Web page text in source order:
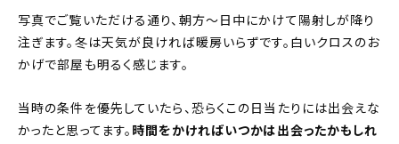
写真でご覧いただける通り、朝方〜日中にかけて陽射しが降り
注ぎます。冬は天気が良ければ暖房いらずです。白いクロスのお
かげで部屋も明るく感じます。
当時の条件を優先していたら、恐らくこの日当たりには出会えな
かったと思ってます。 時間をかければいつかは出会ったかもしれ